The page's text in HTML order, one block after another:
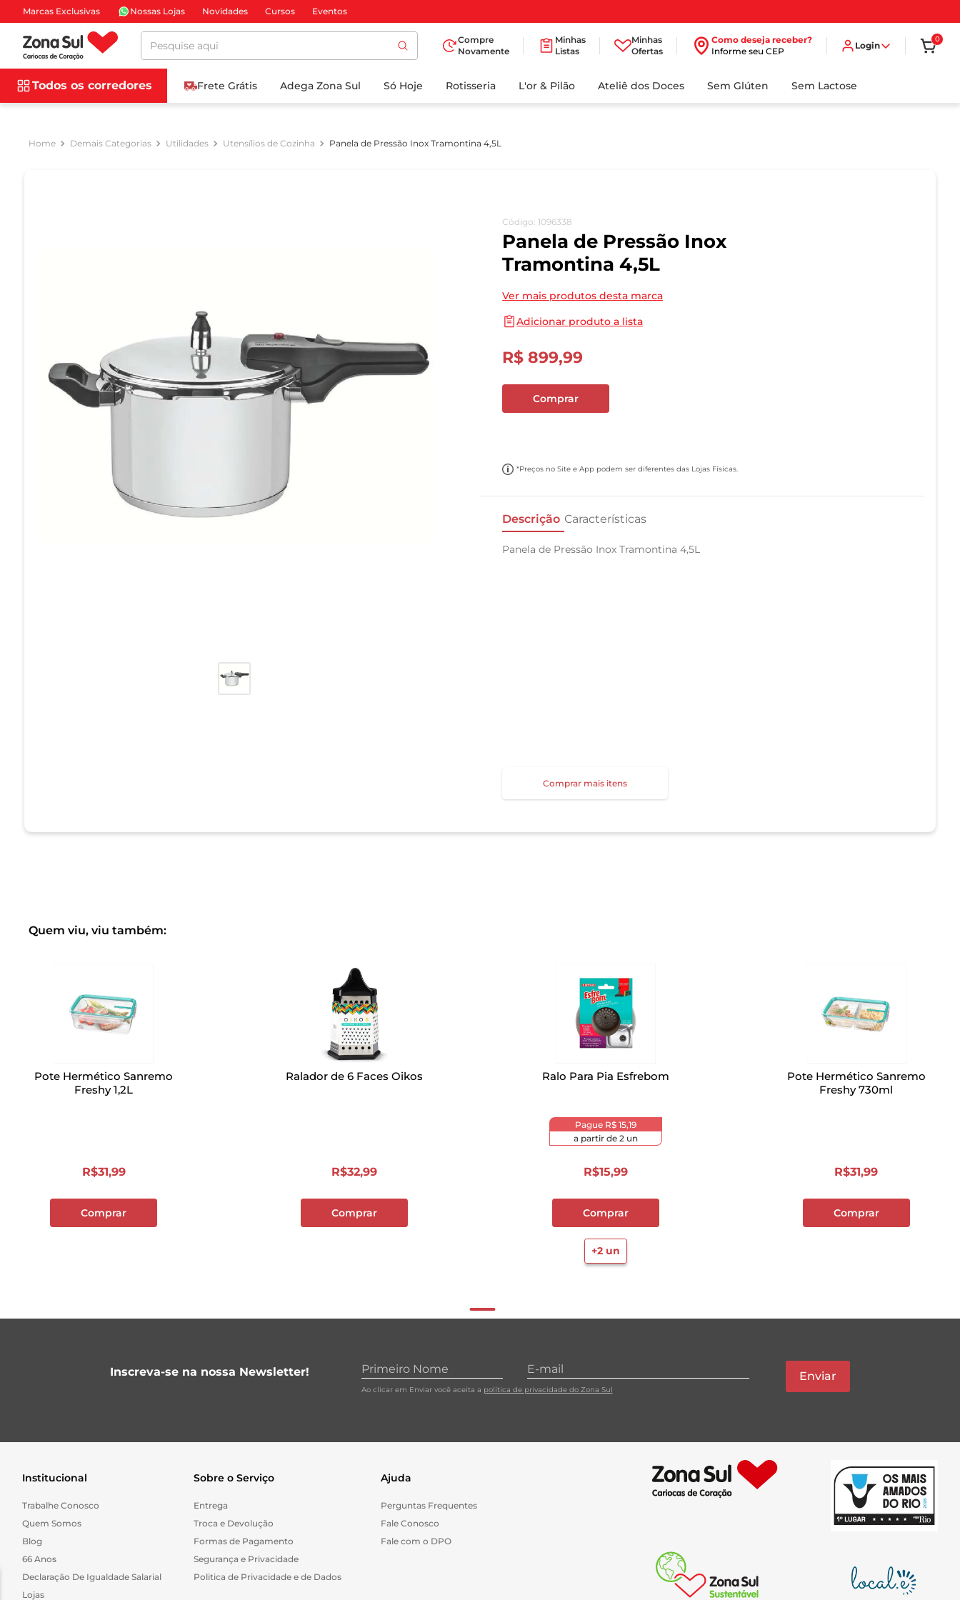
Marcas Exclusivas Nossas Lojas Novidades Cursos Eventos
Pesquise aqui
Compre
Novamente
Minhas
Listas
Minhas
Ofertas
Como deseja receber?
Informe seu CEP
Login
0
Todos os corredores Frete Grátis Adega Zona Sul Só Hoje Rotisseria L'or & Pilão Ateliê dos Doces Sem Glúten Sem Lactose
Demais Categorias Utilidades Utensílios de Cozinha Panela de Pressão Inox Tramontina 4,5L
Código: 1096338
Panela de Pressão Inox
Tramontina 4,5L
Ver mais produtos desta marca
Adicionar produto a lista
R$ 899,99
Comprar
*Preços no Site e App podem ser diferentes das Lojas Físicas.
Descrição Características
Panela de Pressão Inox Tramontina 4,5L
Comprar mais itens
Quem viu, viu também:
Pote Hermético Sanremo
Freshy 1,2L
R$31,99
Comprar
Ralador de 6 Faces Oikos
R$32,99
Comprar
Ralo Para Pia Esfrebom
Pague R$ 15,19
a partir de 2un
R$15,99
Comprar
+2un
Pote Hermético Sanremo
Freshy 730ml
R$31,99
Comprar
Inscreva-se na nossa Newsletter!
Ao clicar em Enviar você aceita a política de privacidade do Zona Sul
Enviar
Institucional
Trabalhe Conosco
Quem Somos
Blog
66 Anos
Declaração De Igualdade Salarial
Lojas
Sobre o Serviço
Entrega
Troca e Devolução
Formas de Pagamento
Segurança e Privacidade
Politica de Privacidade e de Dados
Ajuda
Perguntas Frequentes
Fale Conosco
Fale com o DPO
BUSCADOS